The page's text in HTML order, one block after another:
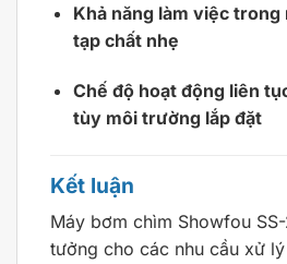
Khả năng làm việc
tạp chất nhẹ
Chế độ hoạt động liên
tùy môi trường lắp đặt
Kết luận
Máy bơm chìm Showfou
tưởng cho các nhu cầu xử